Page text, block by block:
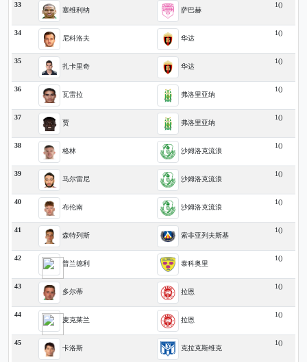
33
塞维利纳 萨巴赫
1()
34
尼科洛夫 华达
1()
35
扎卡里奇 华达
1()
36
瓦雷拉 弗洛里亚纳
1()
37
贾 弗洛里亚纳
1()
38
格林 沙姆洛克流浪
1()
39
马尔雷尼 沙姆洛克流浪
1()
40
布伦南 沙姆洛克流浪
1()
41
森特列斯 索非亚列夫斯基
1()
42
普兰德利 泰科奥里
1()
43
多尔蒂 拉恩
1()
44
麦克莱兰 拉恩
1()
45
卡洛斯 克拉克斯维克
1()